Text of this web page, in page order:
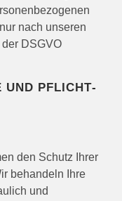
nach unseren
DSGVO
UND PFLICHT­
den Schutz Ihrer
behandeln Ihre
und